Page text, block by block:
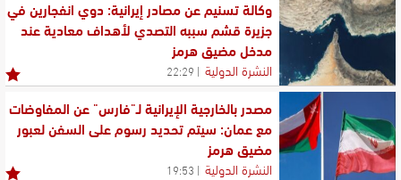
وكالة تسنيم عن مصادر إيرانية: دوي انفجارين في
جزيرة قشم سببه التصدي لأهداف معادية عند
مدخل مضيق هرمز
النشرة الدولية 22:29
مصدر بالخارجية الإيرانية لـ"فارس" عن المفاوضات
مع عمان: سيتم تحديد رسوم على السفن لعبور
مضيق هرمز
النشرة الدولية 19:53